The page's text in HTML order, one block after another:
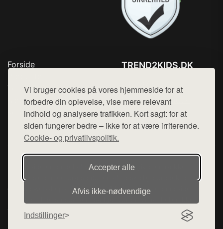
Vi bruger cookies på vores hjemmeside for at
forbedre din oplevelse, vise mere relevant
indhold og analysere trafikken. Kort sagt: for at
siden fungerer bedre – ikke for at være irriterende.
Cookie- og privatlivspolitik.
Accepter alle
Afvis ikke‑nødvendige
Indstillinger
Forside
Top Rabatter
Blog
Kontakt
TREND2KIDS.DK
Mail: hej@want.dk
Cookie- og privatlivspolitik
Denne side er en del af want.dk, der udgiver en række
hjemmesider med præsentation af forskellige produkter fra
diverse webshops. Der sælges ikke varer fra denne side - vi
henviser til de shops, som sælger varen. Vi har heller ikke
varerne på lager.